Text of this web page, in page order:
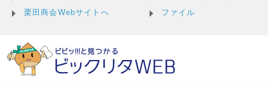
栗田商会Webサイトへ
ファイル